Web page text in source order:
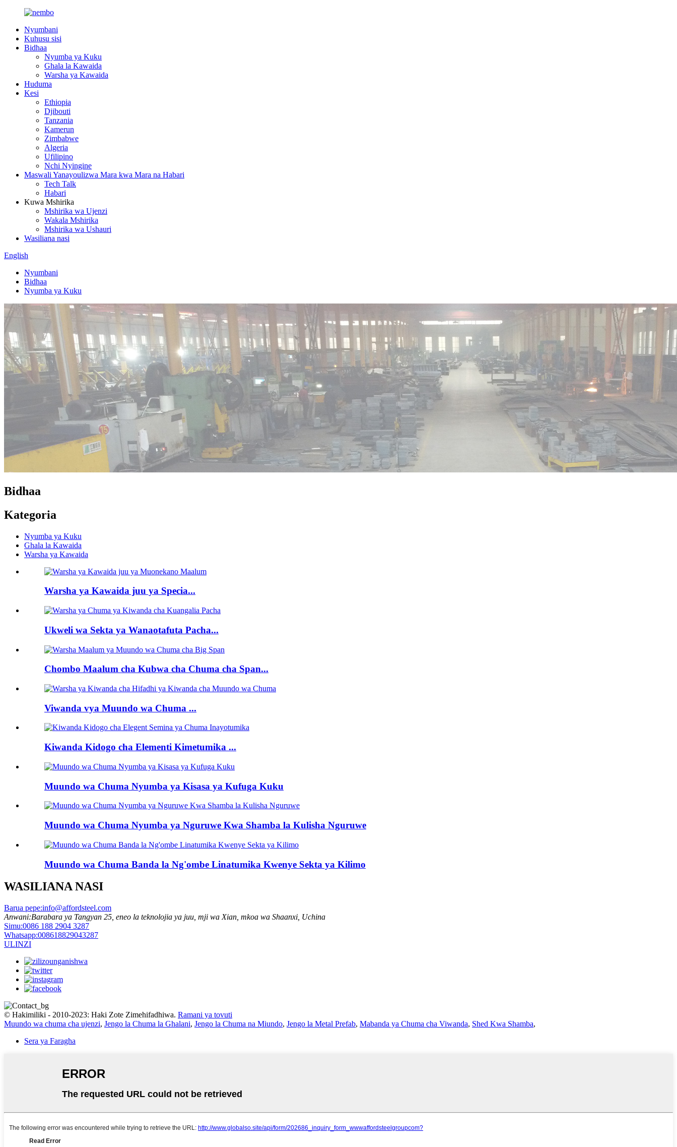
Nyumbani
Kuhusu sisi
Bidhaa
Nyumba ya Kuku
Ghala la Kawaida
Warsha ya Kawaida
Huduma
Kesi
Ethiopia
Djibouti
Tanzania
Kamerun
Zimbabwe
Algeria
Ufilipino
Nchi Nyingine
Maswali Yanayoulizwa Mara kwa Mara na Habari
Tech Talk
Habari
Kuwa Mshirika
Mshirika wa Ujenzi
Wakala Mshirika
Mshirika wa Ushauri
Wasiliana nasi
English
Nyumbani
Bidhaa
Nyumba ya Kuku
Bidhaa
Kategoria
Nyumba ya Kuku
Ghala la Kawaida
Warsha ya Kawaida
Warsha ya Kawaida juu ya Specia...
Ukweli wa Sekta ya Wanaotafuta Pacha...
Chombo Maalum cha Kubwa cha Chuma cha Span...
Viwanda vya Muundo wa Chuma ...
Kiwanda Kidogo cha Elementi Kimetumika ...
Muundo wa Chuma Nyumba ya Kisasa ya Kufuga Kuku
Muundo wa Chuma Nyumba ya Nguruwe Kwa Shamba la Kulisha Nguruwe
Muundo wa Chuma Banda la Ng'ombe Linatumika Kwenye Sekta ya Kilimo
WASILIANA NASI
Barua pepe:info@affordsteel.com
Anwani:Barabara ya Tangyan 25, eneo la teknolojia ya juu, mji wa Xian, mkoa wa Shaanxi, Uchina
Simu:0086 188 2904 3287
Whatsapp:008618829043287
ULINZI
© Hakimiliki - 2010-2023: Haki Zote Zimehifadhiwa. Ramani ya tovuti
Muundo wa chuma cha ujenzi, Jengo la Chuma la Ghalani, Jengo la Chuma na Miundo, Jengo la Metal Prefab, Mabanda ya Chuma cha Viwanda, Shed Kwa Shamba,
Sera ya Faragha